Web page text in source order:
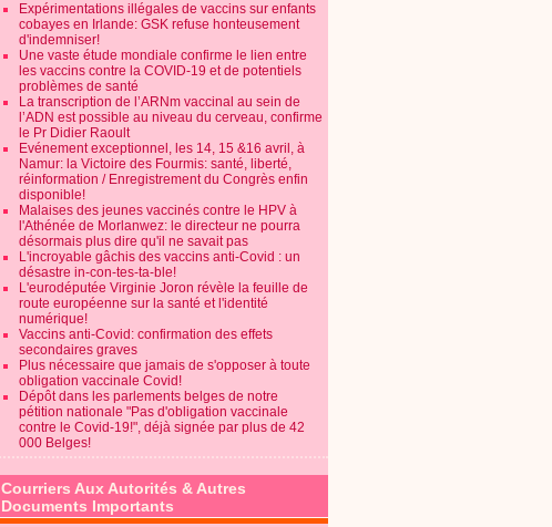
Expérimentations illégales de vaccins sur enfants
cobayes en Irlande: GSK refuse honteusement
d'indemniser!
Une vaste étude mondiale confirme le lien entre
les vaccins contre la COVID-19 et de potentiels
problèmes de santé
La transcription de l’ARNm vaccinal au sein de
l’ADN est possible au niveau du cerveau, confirme
le Pr Didier Raoult
Evénement exceptionnel, les 14, 15 &16 avril, à
Namur: la Victoire des Fourmis: santé, liberté,
réinformation / Enregistrement du Congrès enfin
disponible!
Malaises des jeunes vaccinés contre le HPV à
l'Athénée de Morlanwez: le directeur ne pourra
désormais plus dire qu'il ne savait pas
L'incroyable gâchis des vaccins anti-Covid : un
désastre in-con-tes-ta-ble!
L'eurodéputée Virginie Joron révèle la feuille de
route européenne sur la santé et l'identité
numérique!
Vaccins anti-Covid: confirmation des effets
secondaires graves
Plus nécessaire que jamais de s'opposer à toute
obligation vaccinale Covid!
Dépôt dans les parlements belges de notre
pétition nationale "Pas d'obligation vaccinale
contre le Covid-19!", déjà signée par plus de 42
000 Belges!
Courriers Aux Autorités & Autres
Documents Importants